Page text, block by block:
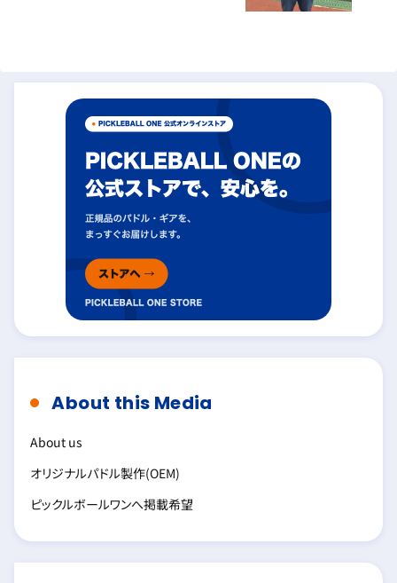
About this Media
About us
オリジナルパドル製作(OEM)
ピックルボールワンへ掲載希望